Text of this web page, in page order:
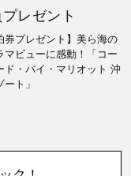
レゼント
券プレゼント】美ら海の
マビューに感動！「コー
ド・バイ・マリオット 沖
ト」